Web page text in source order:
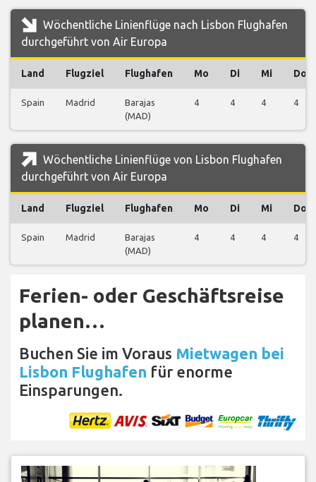
Wöchentliche Linienflüge nach Lisbon Flughafen
durchgeführt von Air Europa
Land Flugziel Flughafen Mo Di Mi Do
Spain Madrid
Barajas
(MAD)
4 4 4 4
Wöchentliche Linienflüge von Lisbon Flughafen
durchgeführt von Air Europa
Land Flugziel Flughafen Mo Di Mi Do
Spain Madrid
Barajas
(MAD)
4 4 4 4
Ferien- oder Geschäftsreise
planen…
Buchen Sie im Voraus Mietwagen bei
Lisbon Flughafen für enorme
Einsparungen.